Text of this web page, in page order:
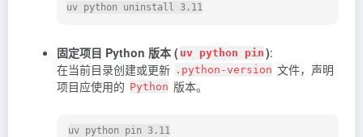
固定项目 Python 版本 ( uv python pin ):
在当前目录创建或更新 .python-version 文件，声明
项目应使用的 Python 版本。